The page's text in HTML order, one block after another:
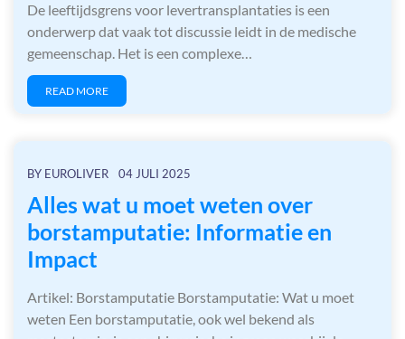
De leeftijdsgrens voor levertransplantaties is een
onderwerp dat vaak tot discussie leidt in de medische
gemeenschap. Het is een complexe…
READ MORE
BY EUROLIVER 04 JULI 2025
Alles wat u moet weten over
borstamputatie: Informatie en
Impact
Artikel: Borstamputatie Borstamputatie: Wat u moet
weten Een borstamputatie, ook wel bekend als